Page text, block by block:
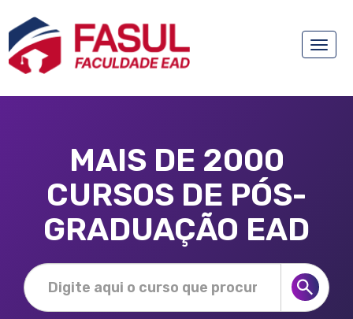
Toggle
MAIS DE 2000
CURSOS DE PÓS-
GRADUAÇÃO EAD